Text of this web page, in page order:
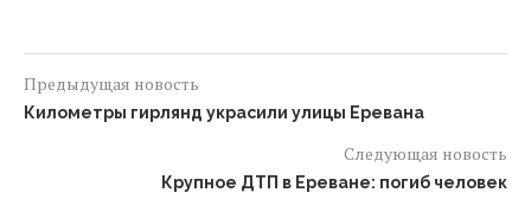
Предыдущая новость
Километры гирлянд украсили улицы Еревана
Следующая новость
Крупное ДТП в Ереване: погиб человек